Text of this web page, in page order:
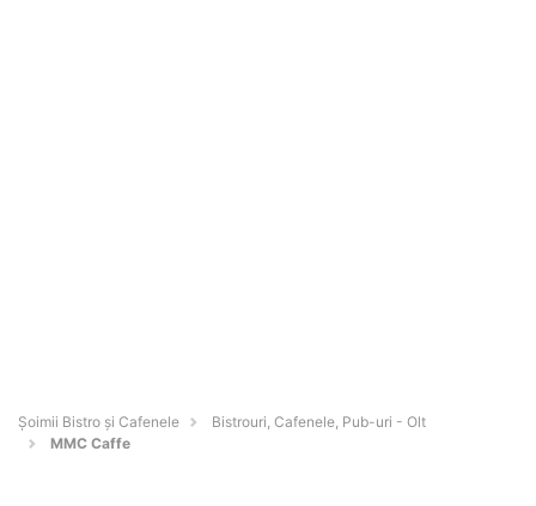
Șoimii Bistro și Cafenele
Bistrouri, Cafenele, Pub-uri - Olt
MMC Caffe